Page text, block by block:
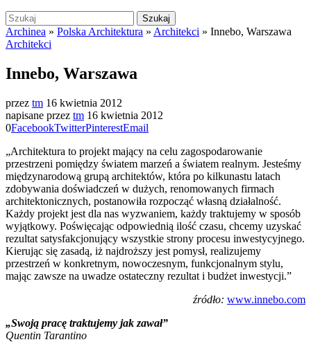
Szukaj
Archinea » Polska Architektura » Architekci » Innebo, Warszawa
Architekci
Innebo, Warszawa
przez tm 16 kwietnia 2012
napisane przez tm 16 kwietnia 2012
0FacebookTwitterPinterestEmail
„Architektura to projekt mający na celu zagospodarowanie
przestrzeni pomiędzy światem marzeń a światem realnym. Jesteśmy
międzynarodową grupą architektów, która po kilkunastu latach
zdobywania doświadczeń w dużych, renomowanych firmach
architektonicznych, postanowiła rozpocząć własną działalność.
Każdy projekt jest dla nas wyzwaniem, każdy traktujemy w sposób
wyjątkowy. Poświęcając odpowiednią ilość czasu, chcemy uzyskać
rezultat satysfakcjonujący wszystkie strony procesu inwestycyjnego.
Kierując się zasadą, iż najdroższy jest pomysł, realizujemy
przestrzeń w konkretnym, nowoczesnym, funkcjonalnym stylu,
mając zawsze na uwadze ostateczny rezultat i budżet inwestycji.”
źródło: www.innebo.com
„Swoją pracę traktujemy jak zawał”
Quentin Tarantino